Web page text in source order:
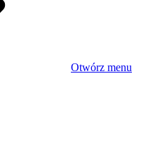
Otwórz menu